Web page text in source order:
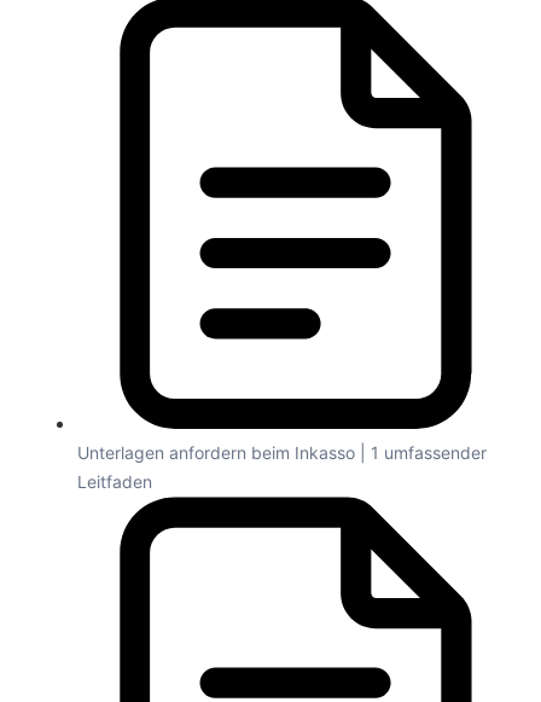
Unterlagen anfordern beim Inkasso | 1 umfassender
Leitfaden